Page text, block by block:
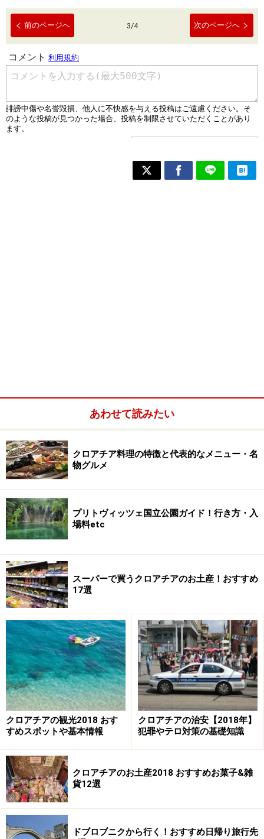
前のページへ 3/4 次のページへ
あわせて読みたい
クロアチア料理の特徴と代表的なメニュー・名
物グルメ
プリトヴィッツェ国立公園ガイド！行き方・入
場料etc
スーパーで買うクロアチアのお土産！おすすめ
17選
クロアチアの観光2018 おす
すめスポットや基本情報
クロアチアの治安【2018年】
犯罪やテロ対策の基礎知識
クロアチアのお土産2018 おすすめお菓子&雑
貨12選
ドブロブニクから行く！おすすめ日帰り旅行先